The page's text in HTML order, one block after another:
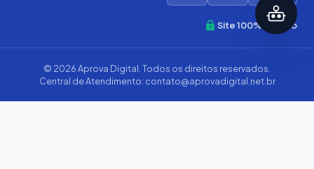
Site 100% Seguro
© 2026Aprova Digital . Todos os direitos reservados.
Central de Atendimento: contato@aprovadigital.net.br